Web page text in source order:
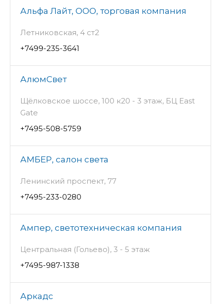
Альфа Лайт, ООО, торговая компания
Летниковская, 4 ст2
+7499-235-3641
АлюмСвет
Щёлковское шоссе, 100 к20 - 3 этаж, БЦ East
Gate
+7495-508-5759
АМБЕР, салон света
Ленинский проспект, 77
+7495-233-0280
Ампер, светотехническая компания
Центральная (Гольево), 3 - 5 этаж
+7495-987-1338
Аркадс